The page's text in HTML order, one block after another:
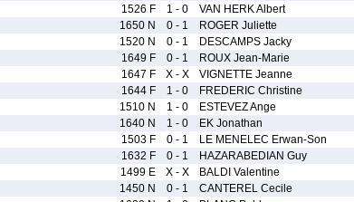
1526 F 1 - 0 VAN HERK Albert
1650 N 0 - 1 ROGER Juliette
1520 N 0 - 1 DESCAMPS Jacky
1649 F 0 - 1 ROUX Jean-Marie
1647 F X - X VIGNETTE Jeanne
1644 F 1 - 0 FREDERIC Christine
1510 N 1 - 0 ESTEVEZ Ange
1640 N 1 - 0 EK Jonathan
1503 F 0 - 1 LE MENELEC Erwan-Son
1632 F 0 - 1 HAZARABEDIAN Guy
1499 E X - X BALDI Valentine
1450 N 0 - 1 CANTEREL Cecile